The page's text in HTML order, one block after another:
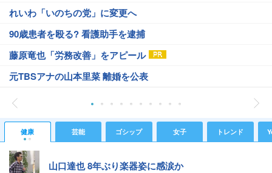
れいわ「いのちの党」に変更へ
90歳患者を殴る? 看護助手を逮捕
藤原竜也「労務改善」をアピール
元TBSアナの山本里菜 離婚を公表
健康 芸能 ゴシップ 女子 トレンド
山口達也 8年ぶり楽器姿に感涙か